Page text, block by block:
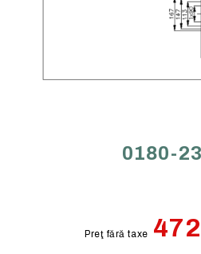
0180-
Preţ fără taxe